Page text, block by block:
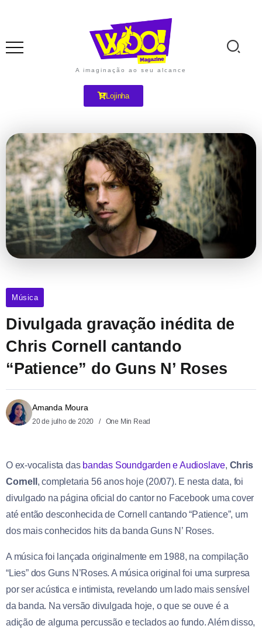
A imaginação ao seu alcance
Lojinha
Música
Divulgada gravação inédita de
Chris Cornell cantando
“Patience” do Guns N’ Roses
Amanda Moura
20 de julho de 2020 One Min Read
O ex-vocalista das bandas Soundgarden e Audioslave, Chris
Cornell , completaria 56 anos hoje (20/07). E nesta data, foi
divulgado na página oficial do cantor no Facebook uma cover
até então desconhecida de Cornell cantando “Patience”, um
dos mais conhecidos hits da banda Guns N’ Roses.
A música foi lançada originalmente em 1988, na compilação
“Lies” dos Guns N’Roses. A música original foi uma surpresa
por ser acústica e intimista, revelando um lado mais sensível
da banda. Na versão divulgada hoje, o que se ouve é a
adição de alguma percussão e teclados ao fundo. Além disso,